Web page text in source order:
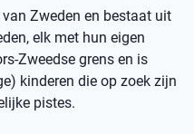
Zweden en bestaat uit
elk met hun eigen
Zweedse grens en is
kinderen die op zoek zijn
pistes.